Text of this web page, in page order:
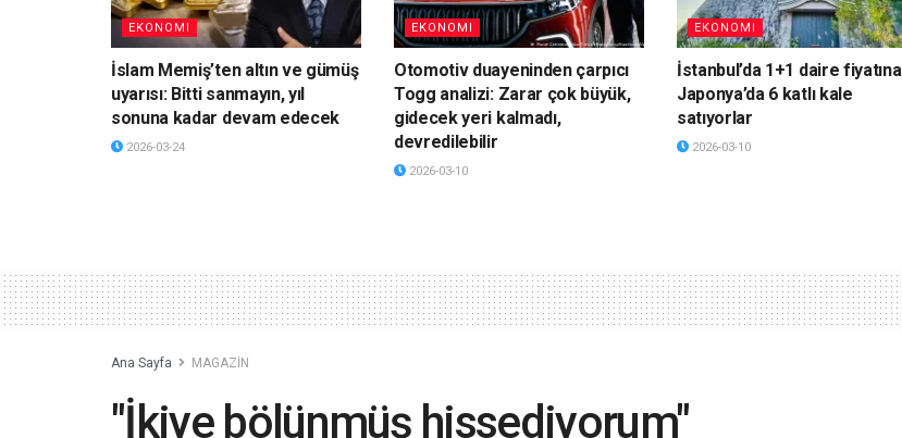
EKONOMI
İslam Memiş’ten altın ve gümüş
uyarısı: Bitti sanmayın, yıl
sonuna kadar devam edecek
2026-03-24
EKONOMI
Otomotiv duayeninden çarpıcı
Togg analizi: Zarar çok büyük,
gidecek yeri kalmadı,
devredilebilir
2026-03-10
EKONOMI
İstanbul’da 1+1 daire fiyatına
Japonya’da 6 katlı kale
satıyorlar
2026-03-10
Ana Sayfa MAGAZİN
"İkiye bölünmüş hissediyorum"